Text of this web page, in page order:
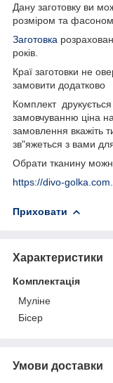
Дану заготовку ви
розміром та фасоном.
Заготовка
років.
Краї заготовки не
замовити додатково
Комплект
замовчуванню ціна
замовлення вкажіть
зв"яжеться з вами
Обрати тканину
https://divo-
Приховати
Характеристики
Комплектація
Муліне
Бісер
Умови доставки